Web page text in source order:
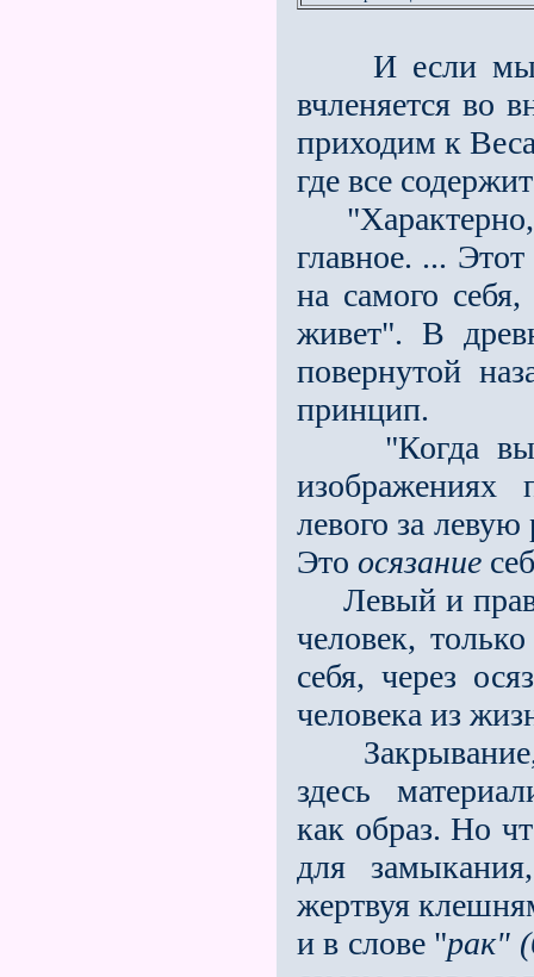
И если мы
вчленяется во
приходим к
где все
"Характерно,
главное. ...
на самого
живет". В
повернутой
принцип.
"Когда вы
изображениях
левого за
Это осязание
Левый и
человек,
себя, через
человека из
Закрывание,
здесь
как образ. Но
для
жертвуя
и в слове "рак"